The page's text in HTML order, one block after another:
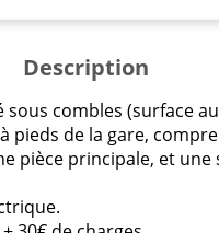
Description
sous combles (surface
pieds de la gare,
pièce principale, et une